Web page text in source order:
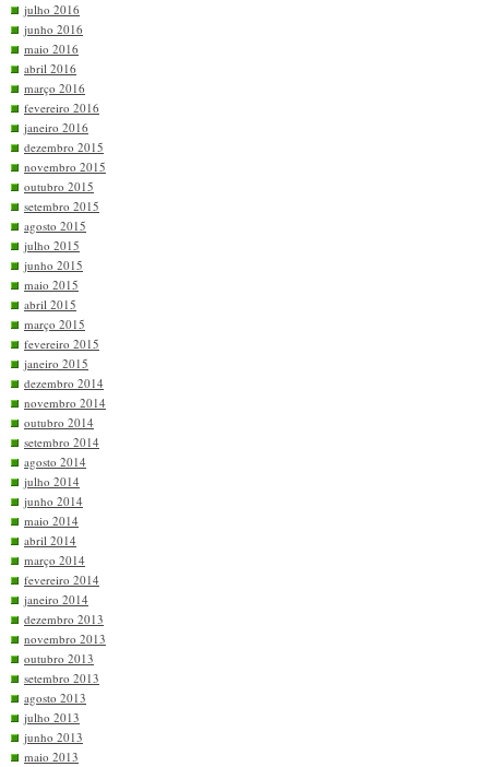
julho 2016
junho 2016
maio 2016
abril 2016
março 2016
fevereiro 2016
janeiro 2016
dezembro 2015
novembro 2015
outubro 2015
setembro 2015
agosto 2015
julho 2015
junho 2015
maio 2015
abril 2015
março 2015
fevereiro 2015
janeiro 2015
dezembro 2014
novembro 2014
outubro 2014
setembro 2014
agosto 2014
julho 2014
junho 2014
maio 2014
abril 2014
março 2014
fevereiro 2014
janeiro 2014
dezembro 2013
novembro 2013
outubro 2013
setembro 2013
agosto 2013
julho 2013
junho 2013
maio 2013